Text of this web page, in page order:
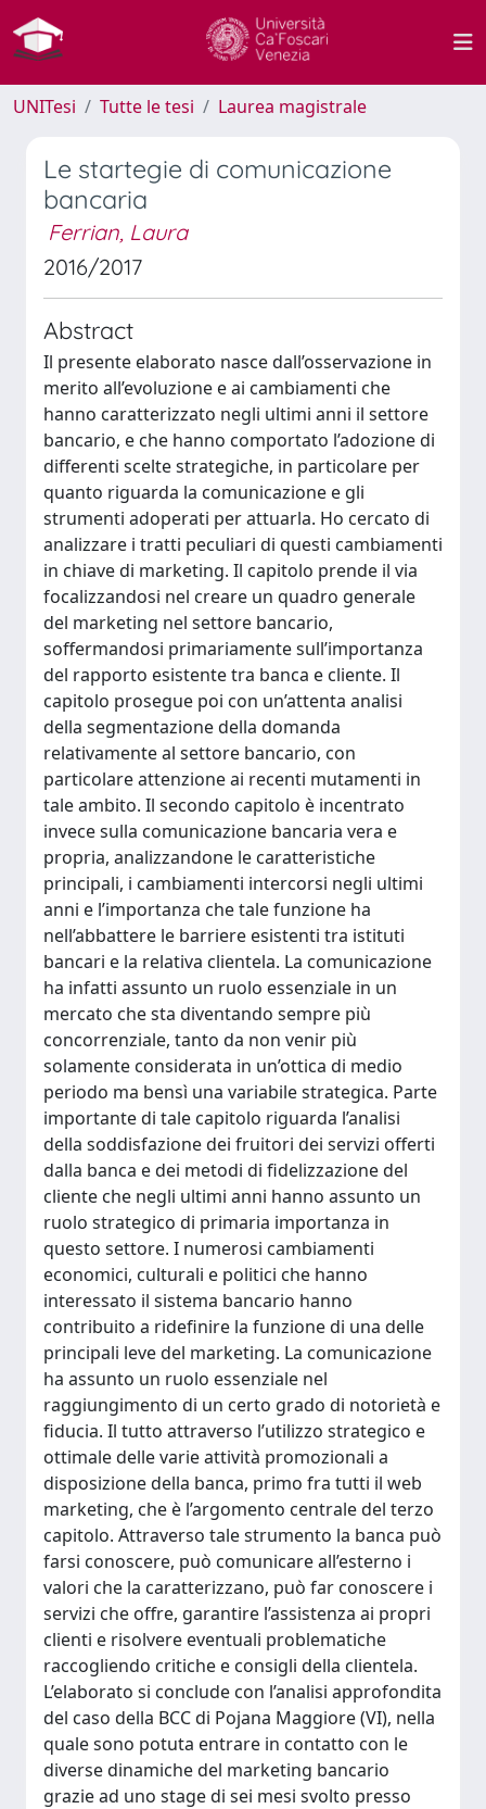
UNITesi Tutte le tesi Laurea magistrale
Le startegie di comunicazione
bancaria
Ferrian, Laura
2016/2017
Abstract
Il presente elaborato nasce dall’osservazione in
merito all’evoluzione e ai cambiamenti che
hanno caratterizzato negli ultimi anni il settore
bancario, e che hanno comportato l’adozione di
differenti scelte strategiche, in particolare per
quanto riguarda la comunicazione e gli
strumenti adoperati per attuarla. Ho cercato di
analizzare i tratti peculiari di questi cambiamenti
in chiave di marketing. Il capitolo prende il via
focalizzandosi nel creare un quadro generale
del marketing nel settore bancario,
soffermandosi primariamente sull’importanza
del rapporto esistente tra banca e cliente. Il
capitolo prosegue poi con un’attenta analisi
della segmentazione della domanda
relativamente al settore bancario, con
particolare attenzione ai recenti mutamenti in
tale ambito. Il secondo capitolo è incentrato
invece sulla comunicazione bancaria vera e
propria, analizzandone le caratteristiche
principali, i cambiamenti intercorsi negli ultimi
anni e l’importanza che tale funzione ha
nell’abbattere le barriere esistenti tra istituti
bancari e la relativa clientela. La comunicazione
ha infatti assunto un ruolo essenziale in un
mercato che sta diventando sempre più
concorrenziale, tanto da non venir più
solamente considerata in un’ottica di medio
periodo ma bensì una variabile strategica. Parte
importante di tale capitolo riguarda l’analisi
della soddisfazione dei fruitori dei servizi offerti
dalla banca e dei metodi di fidelizzazione del
cliente che negli ultimi anni hanno assunto un
ruolo strategico di primaria importanza in
questo settore. I numerosi cambiamenti
economici, culturali e politici che hanno
interessato il sistema bancario hanno
contribuito a ridefinire la funzione di una delle
principali leve del marketing. La comunicazione
ha assunto un ruolo essenziale nel
raggiungimento di un certo grado di notorietà e
fiducia. Il tutto attraverso l’utilizzo strategico e
ottimale delle varie attività promozionali a
disposizione della banca, primo fra tutti il web
marketing, che è l’argomento centrale del terzo
capitolo. Attraverso tale strumento la banca può
farsi conoscere, può comunicare all’esterno i
valori che la caratterizzano, può far conoscere i
servizi che offre, garantire l’assistenza ai propri
clienti e risolvere eventuali problematiche
raccogliendo critiche e consigli della clientela.
L’elaborato si conclude con l’analisi approfondita
del caso della BCC di Pojana Maggiore (VI), nella
quale sono potuta entrare in contatto con le
diverse dinamiche del marketing bancario
grazie ad uno stage di sei mesi svolto presso